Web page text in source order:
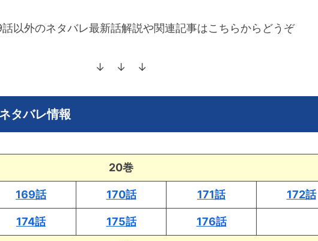
以外のネタバレ最新話解説や関連記事はこちらからどうぞ
↓ ↓ ↓
タバレ情報
20巻
169話 170話 171話 172話
174話 175話 176話